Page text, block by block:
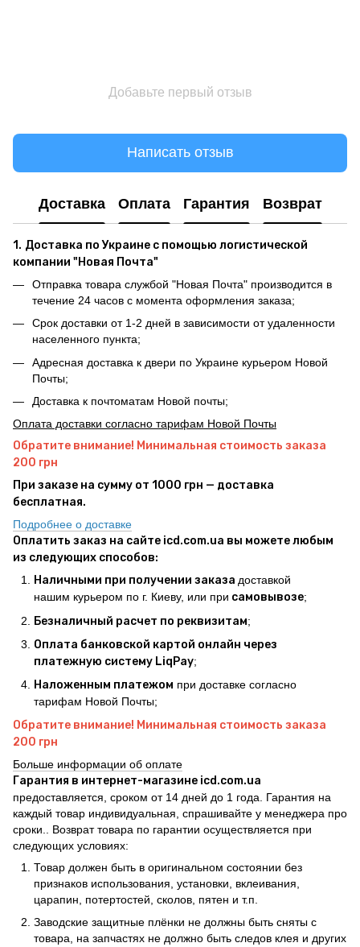
Добавьте первый отзыв
Написать отзыв
Доставка Оплата Гарантия Возврат
1. Доставка по Украине с помощью логистической
компании "Новая Почта"
Отправка товара службой "Новая Почта" производится в
течение 24 часов с момента оформления заказа;
Срок доставки от 1-2 дней в зависимости от удаленности
населенного пункта;
Адресная доставка к двери по Украине курьером Новой
Почты;
Доставка к почтоматам Новой почты;
Оплата доставки согласно тарифам Новой Почты
Обратите внимание! Минимальная стоимость заказа
200 грн
При заказе на сумму от 1000 грн — доставка
бесплатная.
Подробнее о доставке
Оплатить заказ на сайте icd.com.ua вы можете любым
из следующих способов:
Наличными при получении заказа доставкой
нашим курьером по г. Киеву, или при самовывозе;
Безналичный расчет по реквизитам;
Оплата банковской картой онлайн через
платежную систему LiqPay;
Наложенным платежом при доставке согласно
тарифам Новой Почты;
Обратите внимание! Минимальная стоимость заказа
200 грн
Больше информации об оплате
Гарантия в интернет-магазине icd.com.ua
предоставляется, сроком от 14 дней до 1 года. Гарантия на
каждый товар индивидуальная, спрашивайте у менеджера про
сроки.. Возврат товара по гарантии осуществляется при
следующих условиях:
Товар должен быть в оригинальном состоянии без
признаков использования, установки, вклеивания,
царапин, потертостей, сколов, пятен и т.п.
Заводские защитные плёнки не должны быть сняты с
товара, на запчастях не должно быть следов клея и других